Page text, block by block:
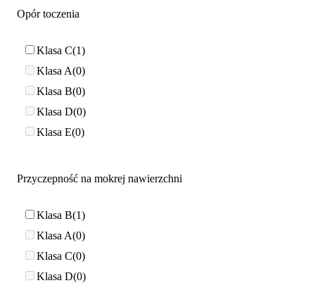
Opór toczenia
Klasa C 1
Klasa A 0
Klasa B 0
Klasa D 0
Klasa E 0
Przyczepność na mokrej nawierzchni
Klasa B 1
Klasa A 0
Klasa C 0
Klasa D 0